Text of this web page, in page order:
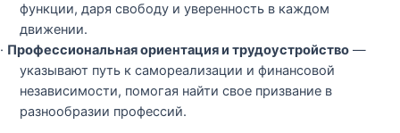
функции, даря свободу и уверенность в каждом
движении.
· Профессиональная ориентация и трудоустройство —
указывают путь к самореализации и финансовой
независимости, помогая найти свое призвание в
разнообразии профессий.